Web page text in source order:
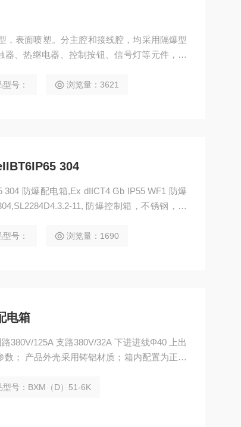
，表面喷塑。分主腔和接线腔，均采用隔爆型
、热继电器、控制按钮、信号灯等元件，通
型号： 浏览量：3621
304
防爆配电箱,Ex dIICT4 Gb IP55 WF1 防爆
11, 防爆控制箱，不锈钢，方
型号： 浏览量：1690
电箱
380V/125A 支路380V/32A 下进进线Φ40 上出
； 产品外壳采用铸铝材质；箱内配置为正泰
型号：BXM（D）51-6K